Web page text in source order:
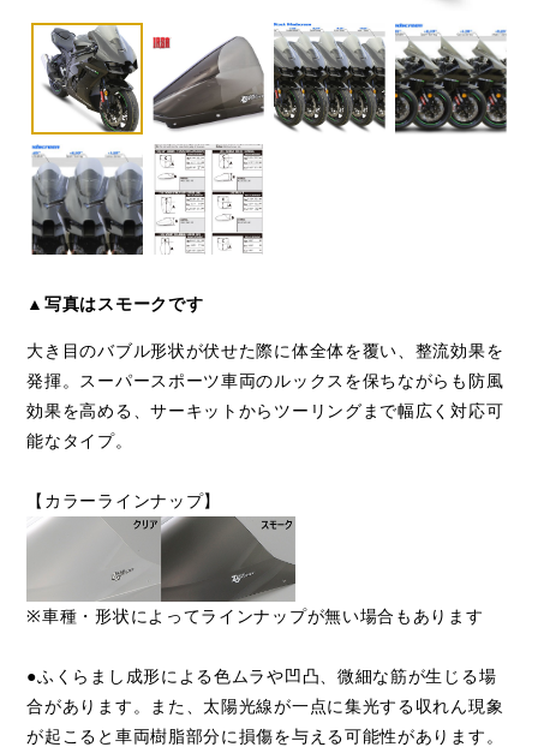
▲写真はスモークです
大き目のバブル形状が伏せた際に体全体を覆い、整流効果を
発揮。スーパースポーツ車両のルックスを保ちながらも防風
効果を高める、サーキットからツーリングまで幅広く対応可
能なタイプ。
【カラーラインナップ】
※車種・形状によってラインナップが無い場合もあります
●ふくらまし成形による色ムラや凹凸、微細な筋が生じる場
合があります。また、太陽光線が一点に集光する収れん現象
が起こると車両樹脂部分に損傷を与える可能性があります。